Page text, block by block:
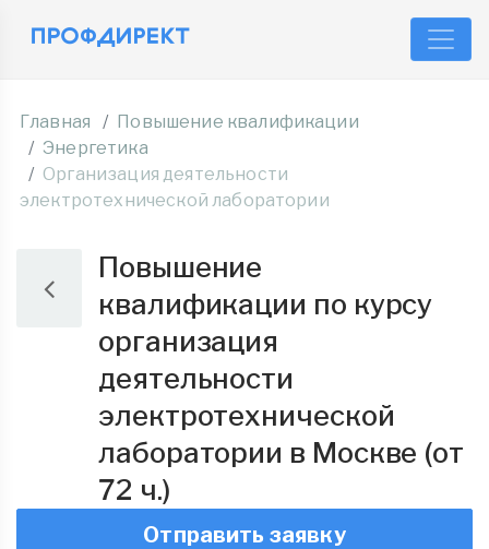
Главная
Повышение квалификации
Энергетика
Организация деятельности
электротехнической лаборатории
Повышение
квалификации по курсу
организация
деятельности
электротехнической
лаборатории в Москве (от
72 ч.)
Отправить заявку